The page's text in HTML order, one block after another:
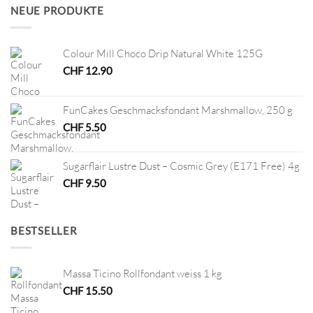
NEUE PRODUKTE
Colour Mill Choco Drip Natural White 125G
CHF12.90
FunCakes Geschmacksfondant Marshmallow, 250 g
CHF5.50
Sugarflair Lustre Dust – Cosmic Grey (E171 Free) 4g
CHF9.50
BESTSELLER
Massa Ticino Rollfondant weiss 1 kg
CHF15.50